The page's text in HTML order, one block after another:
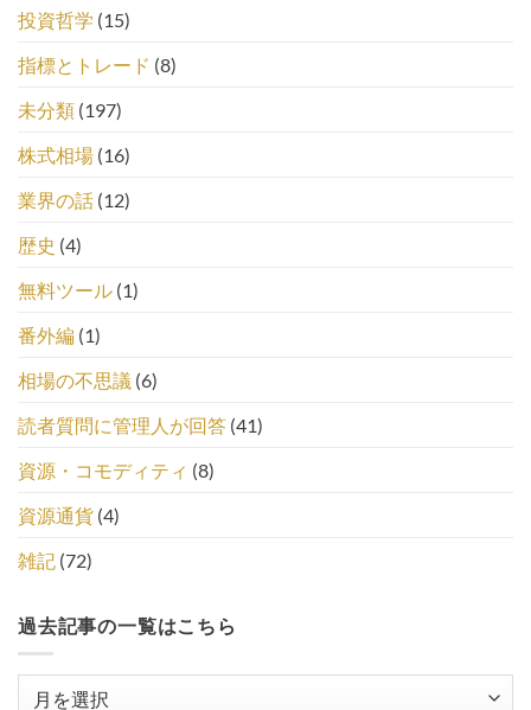
投資哲学 (15)
指標とトレード (8)
未分類 (197)
株式相場 (16)
業界の話 (12)
歴史 (4)
無料ツール (1)
番外編 (1)
相場の不思議 (6)
読者質問に管理人が回答 (41)
資源・コモディティ (8)
資源通貨 (4)
雑記 (72)
過去記事の一覧はこちら